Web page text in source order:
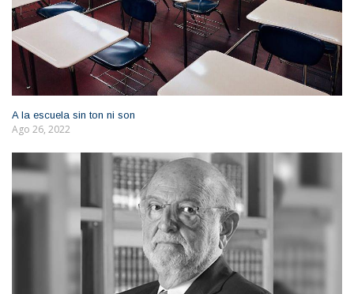
A la escuela sin ton ni son
Ago 26, 2022